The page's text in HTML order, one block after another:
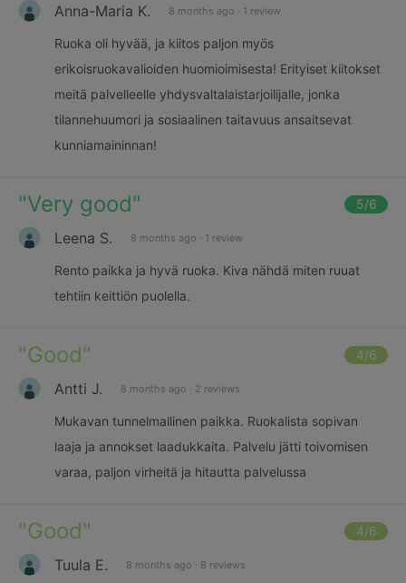
Anna-Maria K. 8 months ago · 1 review
Ruoka oli hyvää, ja kiitos paljon myös
erikoisruokavalioiden huomioimisesta! Erityiset kiitokset
meitä palvelleelle yhdysvaltalaistarjoilijalle, jonka
tilannehuumori ja sosiaalinen taitavuus ansaitsevat
kunniamaininnan!
"Very good" 5/6
Leena S. 8 months ago · 1 review
Rento paikka ja hyvä ruoka. Kiva nähdä miten ruuat
tehtiin keittiön puolella.
"Good" 4/6
Antti J. 8 months ago · 2 reviews
Mukavan tunnelmallinen paikka. Ruokalista sopivan
laaja ja annokset laadukkaita. Palvelu jätti toivomisen
varaa, paljon virheitä ja hitautta palvelussa
"Good" 4/6
Tuula E. 8 months ago · 8 reviews